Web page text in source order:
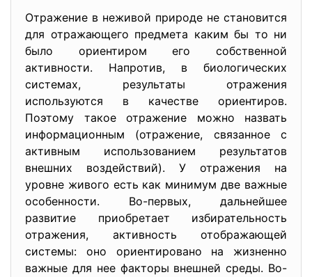
Отражение в неживой природе не становится
для отражающего предмета каким бы то ни
было ориентиром его собственной
активности. Напротив, в биологических
системах, результаты отражения
используются в качестве ориентиров.
Поэтому такое отражение можно назвать
информационным (отражение, связанное с
активным использованием результатов
внешних воздействий). У отражения на
уровне живого есть как минимум две важные
особенности. Во-первых, дальнейшее
развитие приобретает избирательность
отражения, активность отображающей
системы: оно ориентировано на жизненно
важные для нее факторы внешней среды. Во-